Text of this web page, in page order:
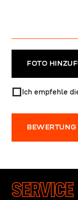
FOTO
Ich empfehle
BEWERTUNG
SERVICE